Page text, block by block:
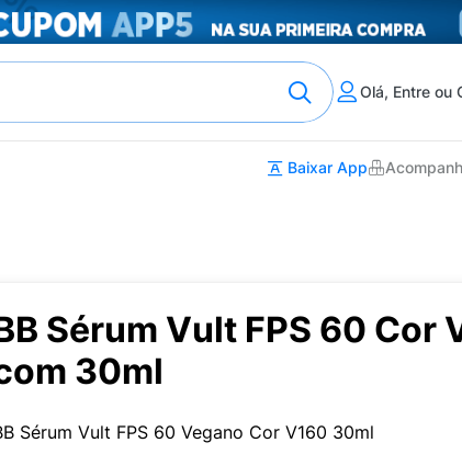
Olá, Entre ou
Baixar App
Sérum Vult FPS 60 Cor
30ml
Sérum Vult FPS 60 Vegano Cor V160 30ml